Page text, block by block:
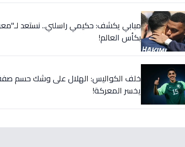
مبابي يكشف: حكيمي راسلني.. نستعد
بكأس العالم!
خلف الكواليس: الهلال على وشك حسم
يخسر المعركة!